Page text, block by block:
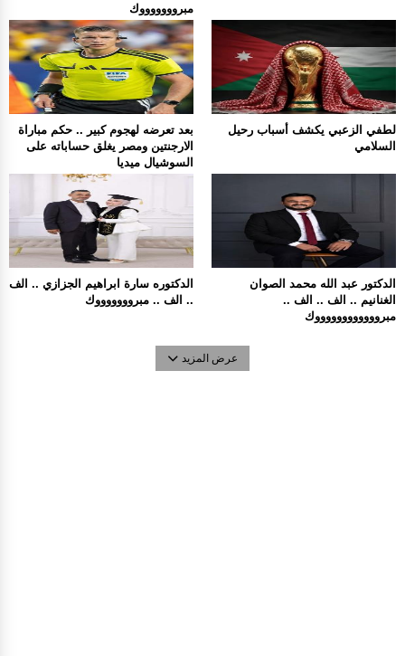
مبروووووووك
بعد تعرضه لهجوم كبير .. حكم مباراة
الارجنتين ومصر يغلق حساباته على
السوشيال ميديا
لطفي الزعبي يكشف أسباب رحيل
السلامي
الدكتوره سارة ابراهيم الجزازي .. الف
.. الف .. مبروووووووك
الدكتور عبد الله محمد الصوان
الغنانيم .. الف .. الف ..
مبرووووووووووووك
عرض المزيد